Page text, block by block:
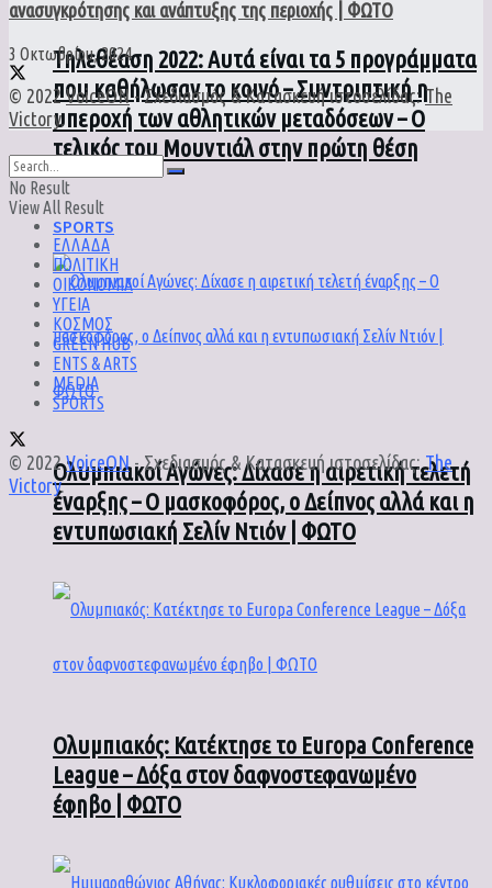
Τηλεθέαση 2022: Αυτά είναι τα 5 προγράμματα
που καθήλωσαν το κοινό – Συντριπτική η
υπεροχή των αθλητικών μεταδόσεων – Ο
τελικός του Μουντιάλ στην πρώτη θέση
SPORTS
Ολυμπιακοί Αγώνες: Δίχασε η αιρετική τελετή
έναρξης – Ο μασκοφόρος, ο Δείπνος αλλά και η
εντυπωσιακή Σελίν Ντιόν | ΦΩΤΟ
Ολυμπιακός: Κατέκτησε το Europa Conference
League – Δόξα στον δαφνοστεφανωμένο
έφηβο | ΦΩΤΟ
ανασυγκρότησης και ανάπτυξης της περιοχής | ΦΩΤΟ
3 Οκτωβρίου, 2024
© 2022VoiceON- Σχεδιασμός & Κατασκευή ιστοσελίδας:The
Victory.
No Result
View All Result
ΕΛΛΑΔΑ
ΠΟΛΙΤΙΚΗ
ΟΙΚΟΝΟΜΙΑ
ΥΓΕΙΑ
ΚΟΣΜΟΣ
GREEN HUB
ENTS & ARTS
MEDIA
SPORTS
© 2022VoiceON- Σχεδιασμός & Κατασκευή ιστοσελίδας:The
Victory.